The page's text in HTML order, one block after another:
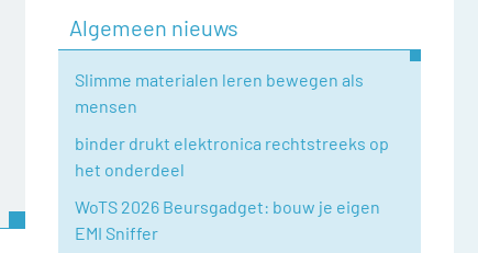
Algemeen nieuws
Slimme materialen leren bewegen als
mensen
binder drukt elektronica rechtstreeks op
het onderdeel
WoTS 2026 Beursgadget: bouw je eigen
EMI Sniffer